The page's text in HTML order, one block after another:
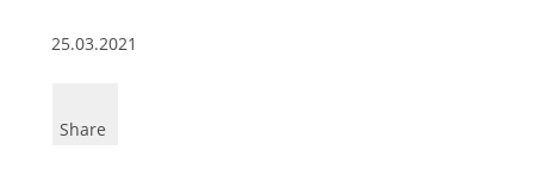
25.03.2021
Share